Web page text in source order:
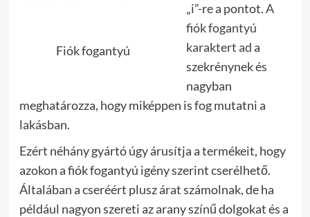
Fiók fogantyú
„i”-re a pontot.A
fiók fogantyú
karaktert ada
szekrénynek és
nagyban
meghatározza, hogy miképpen is fog mutatni a
lakásban.
Ezért néhány gyártó úgy árusítja a termékeit, hogy
azokon a fiók fogantyú igény szerint cserélhető.
Általában a cseréért plusz árat számolnak, de ha
például nagyon szereti az arany színű dolgokat és a